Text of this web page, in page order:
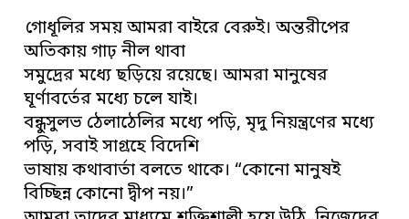
গোধূলির সময় আমরা বাইরে বেরুই। অন্তরীপের
অতিকায় গাঢ় নীল থাবা
সমুদ্রের মধ্যে ছড়িয়ে রয়েছে। আমরা মানুষের
ঘূর্ণাবর্তের মধ্যে চলে যাই।
বন্ধুসুলভ ঠেলাঠেলির মধ্যে পড়ি, মৃদু নিয়ন্ত্রণের মধ্যে
পড়ি, সবাই সাগ্রহে বিদেশি
ভাষায় কথাবার্তা বলতে থাকে। “কোনো মানুষই
বিচ্ছিন্ন কোনো দ্বীপ নয়।”